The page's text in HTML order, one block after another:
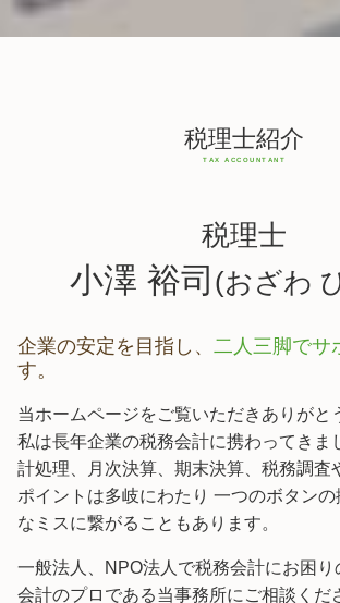
税理士紹介
税理士
小澤 裕司 (おざわ
企業の安定を目指し、 二人三脚でサ
す。
当ホームページをご覧いただきありがと
私は長年企業の税務会計に携わってきま
計処理、月次決算、期末決算、税務調査
ポイントは多岐にわたり 一つのボタンの
なミスに繋がることもあります。
一般法人、NPO法人で税務会計にお困り
会計のプロである当事務所にご相談くだ